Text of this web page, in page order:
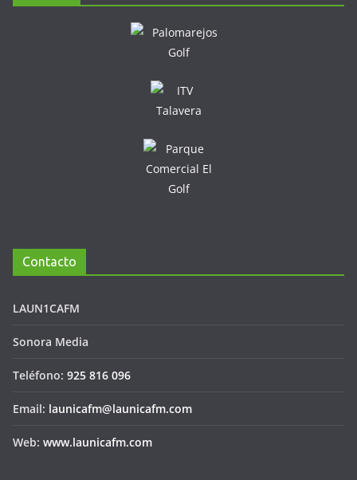
Contacto
LAUN1CAFM
Sonora Media
Teléfono: 925 816 096
Email: launicafm@launicafm.com
Web: www.launicafm.com